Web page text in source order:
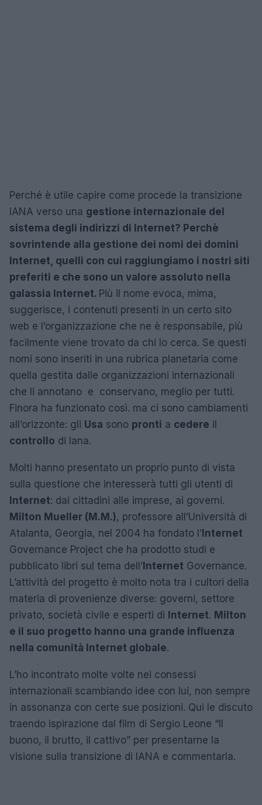
Perché è utile capire come procede la transizione
IANA verso una gestione internazionale del
sistema degli indirizzi di Internet? Perchè
sovrintende alla gestione dei nomi dei domini
Internet, quelli con cui raggiungiamo i nostri siti
preferiti e che sono un valore assoluto nella
galassia Internet. Più il nome evoca, mima,
suggerisce, i contenuti presenti in un certo sito
web e l’organizzazione che ne è responsabile, più
facilmente viene trovato da chi lo cerca. Se questi
nomi sono inseriti in una rubrica planetaria come
quella gestita dalle organizzazioni internazionali
che li annotano e conservano, meglio per tutti.
Finora ha funzionato così. ma ci sono cambiamenti
all’orizzonte: gli Usa sono pronti a cedere il
controllo di Iana.
Molti hanno presentato un proprio punto di vista
sulla questione che interesserà tutti gli utenti di
Internet: dai cittadini alle imprese, ai governi.
Milton Mueller (M.M.), professore all’Università di
Atalanta, Georgia, nel 2004 ha fondato l’ Internet
Governance Project che ha prodotto studi e
pubblicato libri sul tema dell’ Internet Governance.
L’attività del progetto è molto nota tra i cultori della
materia di provenienze diverse: governi, settore
privato, società civile e esperti di Internet. Milton
e il suo progetto hanno una grande influenza
nella comunità Internet globale.
L’ho incontrato molte volte nei consessi
internazionali scambiando idee con lui, non sempre
in assonanza con certe sue posizioni. Qui le discuto
traendo ispirazione dal film di Sergio Leone “Il
buono, il brutto, il cattivo” per presentarne la
visione sulla transizione di IANA e commentarla.